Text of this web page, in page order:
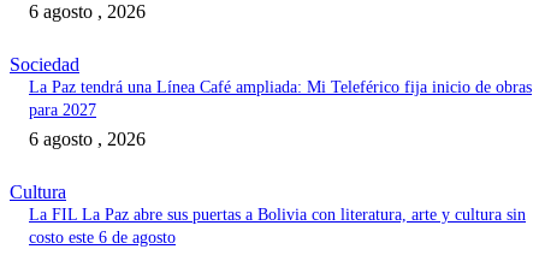
6 agosto , 2026
Sociedad
La Paz tendrá una Línea Café ampliada: Mi Teleférico fija inicio de obras
para 2027
6 agosto , 2026
Cultura
La FIL La Paz abre sus puertas a Bolivia con literatura, arte y cultura sin
costo este 6 de agosto